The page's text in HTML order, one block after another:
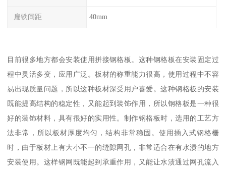
扁铁间距 40mm
目前很多地方都会安装使用拼接钢格板。这种钢格板在安装固定过
程中灵活多变，应用广泛。板材的称重能力很高，使用过程中不容
易出现质量问题，所以这种板材深受用户喜爱。这种钢格板的安装
既能提高结构的稳定性，又能起到装饰作用，所以钢格板是一种很
好的装饰材料，具有很好的实用性。制作钢格板时，选用的工艺方
法非常，所以板材厚度均匀，结构非常稳固。使用插入式钢格栅
时，由于板材上有大小不一的缝隙网孔，非常适合在有水渍的地方
安装使用。这样钢网既能起到承重作用，又能让水渍通过网孔流入